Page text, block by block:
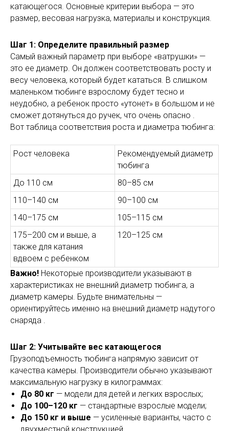
катающегося. Основные критерии выбора — это
размер, весовая нагрузка, материалы и конструкция.
Шаг 1: Определите правильный размер
Самый важный параметр при выборе «ватрушки» —
это ее диаметр. Он должен соответствовать росту и
весу человека, который будет кататься. В слишком
маленьком тюбинге взрослому будет тесно и
неудобно, а ребенок просто «утонет» в большом и не
сможет дотянуться до ручек, что очень опасно .
Вот таблица соответствия роста и диаметра тюбинга:
Рост человека
Рекомендуемый диаметр
тюбинга
До 110 см
80–85 см
110–140 см
90–100 см
140–175 см
105–115 см
175–200 см и выше, а
также для катания
вдвоем с ребенком
120–125 см
Важно! Некоторые производители указывают в
характеристиках не внешний диаметр тюбинга, а
диаметр камеры. Будьте внимательны —
ориентируйтесь именно на внешний диаметр надутого
снаряда .
Шаг 2: Учитывайте вес катающегося
Грузоподъемность тюбинга напрямую зависит от
качества камеры. Производители обычно указывают
максимальную нагрузку в килограммах:
До 80 кг — модели для детей и легких взрослых;
До 100–120 кг — стандартные взрослые модели;
До 150 кг и выше — усиленные варианты, часто с